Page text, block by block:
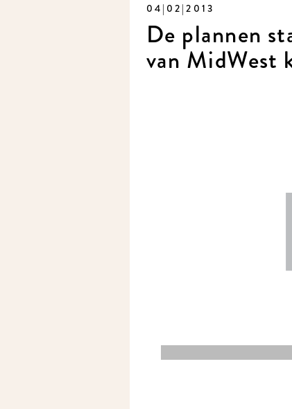
04|02|2013
De plannen
van MidWest